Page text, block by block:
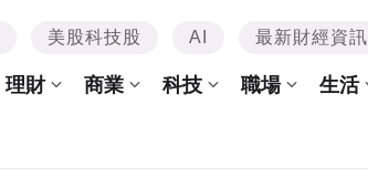
美股科技股 AI 最新財經資訊
理財 商業 科技 職場 生活